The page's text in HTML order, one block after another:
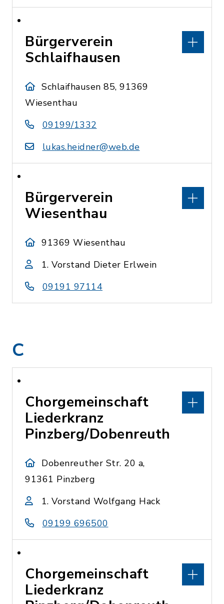
Bürgerverein
Schlaifhausen
Schlaifhausen 85, 91369
Wiesenthau
09199/1332
lukas.heidner@web.de
Bürgerverein
Wiesenthau
91369 Wiesenthau
1. Vorstand Dieter Erlwein
09191 97114
C
Chorgemeinschaft
Liederkranz
Pinzberg/Dobenreuth
Dobenreuther Str. 20 a,
91361 Pinzberg
1. Vorstand Wolfgang Hack
09199 696500
Chorgemeinschaft
Liederkranz